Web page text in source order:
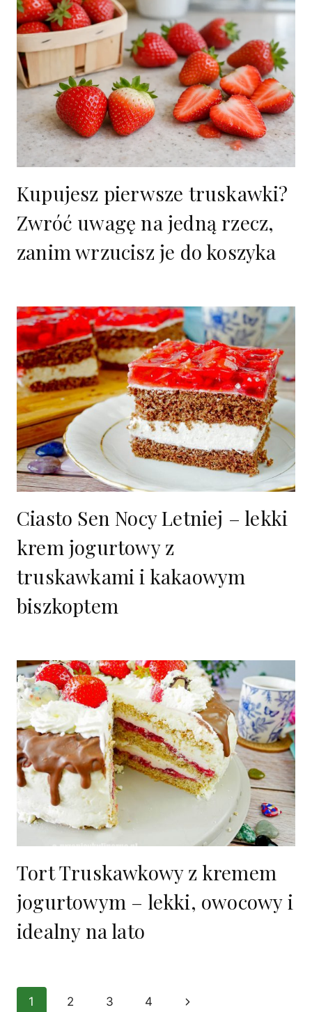
Kupujesz pierwsze truskawki?
Zwróć uwagę na jedną rzecz,
zanim wrzucisz je do koszyka
Ciasto Sen Nocy Letniej – lekki
krem jogurtowy z
truskawkami i kakaowym
biszkoptem
Tort Truskawkowy z kremem
jogurtowym – lekki, owocowy i
idealny na lato
Nawigacja
1 2 3 4
Następna